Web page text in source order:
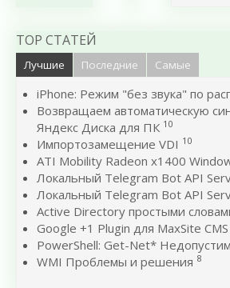
TOP СТАТЕЙ
Лучшие Последние Самые
iPhone: Режим "без звука" по
Возвращаем автоматическую
Яндекс Диска для ПК 10
Импортозамещение VDI 10
ATI Mobility Radeon x1400
Локальный Telegram Bot API
Локальный Telegram Bot API
Active Directory простыми
Google +1 Plugin для MaxSite CMS
PowerShell: Get-Net*
WMI Проблемы и решения 8